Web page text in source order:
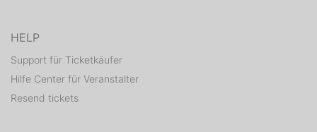
HELP
Support für Ticketkäufer
Hilfe Center für Veranstalter
Resend tickets